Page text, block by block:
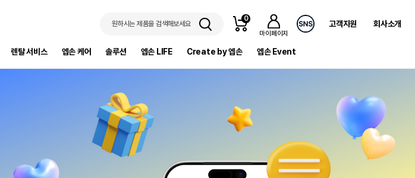
원하시는 제품을 검색해보세요
0
마이페이지
고객지원 회사소개
렌탈 서비스 엡손 케어 솔루션 엡손 LIFE Create by 엡손 엡손 Event